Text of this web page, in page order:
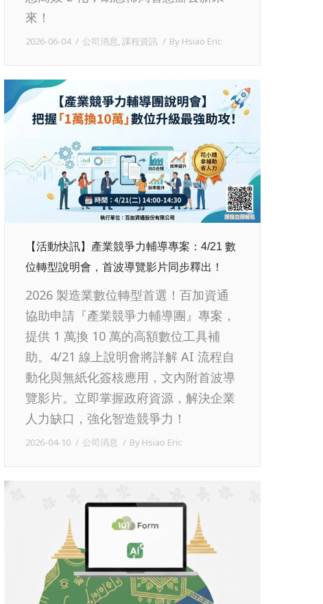
來！
2026-06-04 公司消息, 課程資訊 By Hsiao Eric
【活動快訊】產業競爭力輔導專案：4/21 數
位轉型說明會，首波導覽影片同步釋出！
2026 製造業數位轉型首選！百加資通
協助申請『產業競爭力輔導團』專案，
提供 1 萬換 10 萬的高額數位工具補
助。4/21 線上說明會將詳解 AI 流程自
動化與無紙化簽核應用，文內附首波導
覽影片。立即掌握政府資源，解決企業
人力缺口，強化智造競爭力！
2026-04-10 公司消息 By Hsiao Eric